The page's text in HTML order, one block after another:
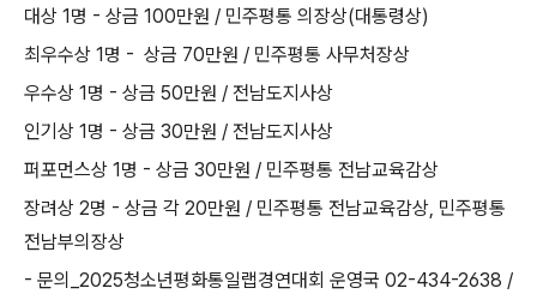
대상 1명 - 상금 100만원 / 민주평통 의장상(대통령상)
최우수상 1명 - 상금 70만원 / 민주평통 사무처장상
우수상 1명 - 상금 50만원 / 전남도지사상
인기상 1명 - 상금 30만원 / 전남도지사상
퍼포먼스상 1명 - 상금 30만원 / 민주평통 전남교육감상
장려상 2명 - 상금 각 20만원 / 민주평통 전남교육감상, 민주평통
전남부의장상
- 문의 _2025청소년평화통일랩경연대회 운영국 02-434-2638 /